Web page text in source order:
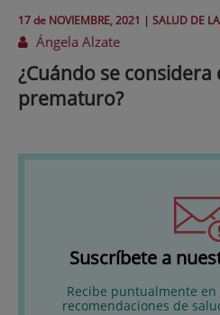
17 de NOVIEMBRE, 2021 | SALUD DE
Ángela Alzate
¿Cuándo se
prematuro?
Suscríbete a
Recibe puntualmente
recomendaciones de